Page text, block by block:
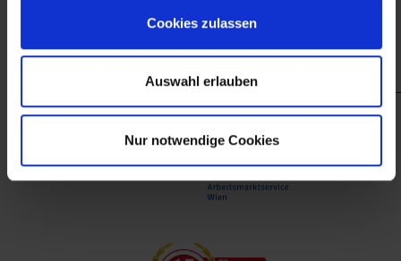
Cookies zulassen
Auswahl erlauben
Nur notwendige Cookies
finanzieller Unterstützung des Arbeitsmarktservice
Wien.